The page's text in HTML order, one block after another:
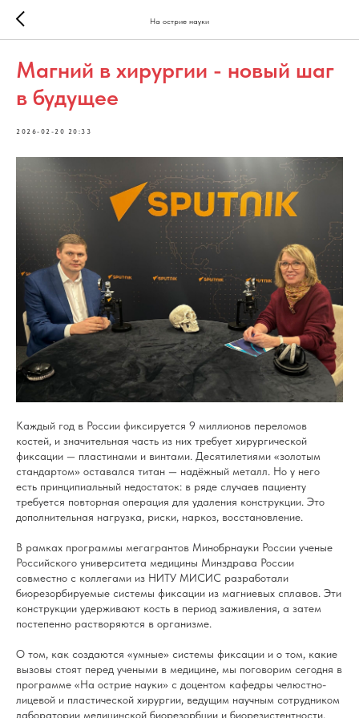
На острие науки
Магний в хирургии - новый шаг
в будущее
2026-02-20 20:33
Каждый год в России фиксируется 9 миллионов переломов
костей, и значительная часть из них требует хирургической
фиксации — пластинами и винтами. Десятилетиями «золотым
стандартом» оставался титан — надёжный металл. Но у него
есть принципиальный недостаток: в ряде случаев пациенту
требуется повторная операция для удаления конструкции. Это
дополнительная нагрузка, риски, наркоз, восстановление.
В рамках программы мегагрантов Минобрнауки России ученые
Российского университета медицины Минздрава России
совместно с коллегами из НИТУ МИСИС разработали
биорезорбируемые системы фиксации из магниевых сплавов. Эти
конструкции удерживают кость в период заживления, а затем
постепенно растворяются в организме.
О том, как создаются «умные» системы фиксации и о том, какие
вызовы стоят перед учеными в медицине, мы поговорим сегодня в
программе «На острие науки» с доцентом кафедры челюстно-
лицевой и пластической хирургии, ведущим научным сотрудником
лаборатории медицинской биорезорбции и биорезистентности,